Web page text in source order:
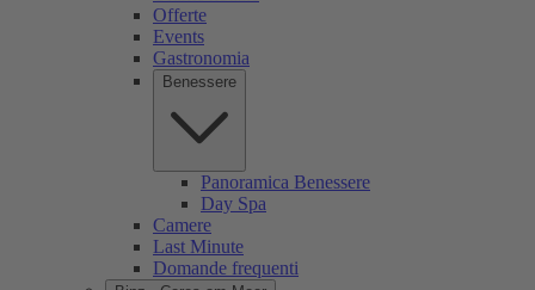
Offerte
Events
Gastronomia
Benessere
Panoramica Benessere
Day Spa
Camere
Last Minute
Domande frequenti